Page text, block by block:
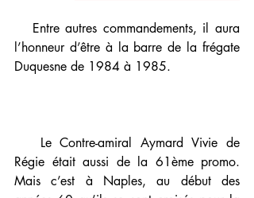
l’honneur d’être à la barre de la frégate
Duquesne de 1984 à 1985.
Régie était aussi de la 61ème promo.
Mais c’est à Naples, au début des